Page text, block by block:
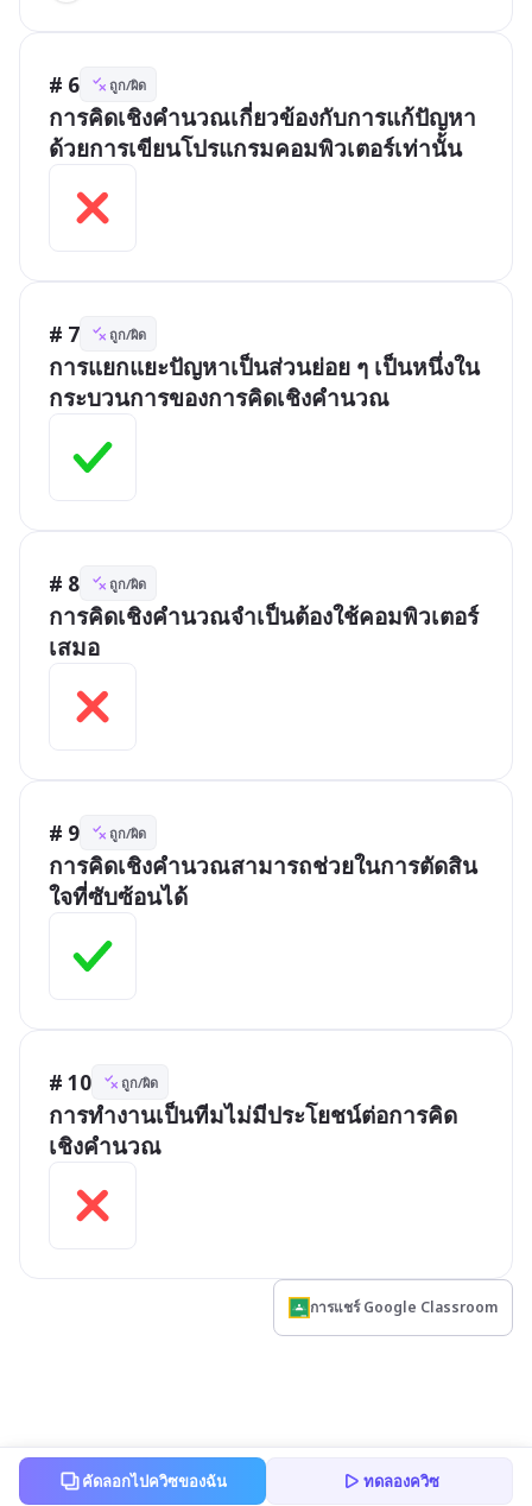
# 6 ถูก/ผิด
การคิดเชิงคำนวณเกี่ยวข้องกับการแก้ปัญหา
ด้วยการเขียนโปรแกรมคอมพิวเตอร์เท่านั้น
# 7 ถูก/ผิด
การแยกแยะปัญหาเป็นส่วนย่อย ๆ เป็นหนึ่งใน
กระบวนการของการคิดเชิงคำนวณ
# 8 ถูก/ผิด
การคิดเชิงคำนวณจำเป็นต้องใช้คอมพิวเตอร์
เสมอ
# 9 ถูก/ผิด
การคิดเชิงคำนวณสามารถช่วยในการตัดสิน
ใจที่ซับซ้อนได้
# 10 ถูก/ผิด
การทำงานเป็นทีมไม่มีประโยชน์ต่อการคิด
เชิงคำนวณ
การแชร์ Google Classroom
คัดลอกไปควิซของฉัน ทดลองควิซ